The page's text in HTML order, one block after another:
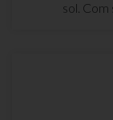
sol. Com